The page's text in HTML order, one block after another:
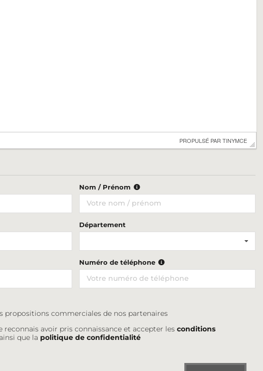
PROPULSÉ PAR TINYMCE
Nom / Prénom
Département
Numéro de téléphone
propositions commerciales de nos partenaires
reconnais avoir pris connaissance et accepter lesconditions
ainsi que la politique de confidentialité